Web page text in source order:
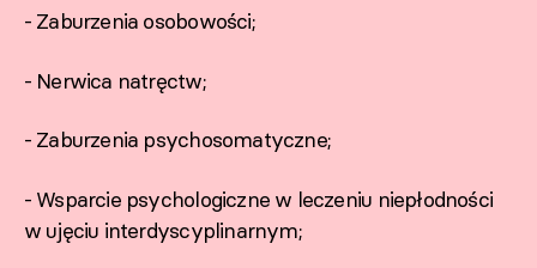
- Zaburzenia osobowości;
- Nerwica natręctw;
- Zaburzenia psychosomatyczne;
- Wsparcie psychologiczne w leczeniu niepłodności
w ujęciu interdyscyplinarnym;